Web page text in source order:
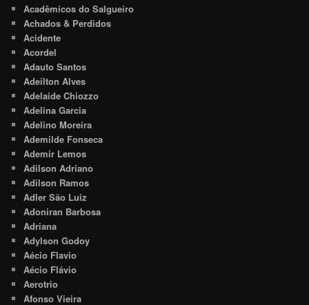
Acadêmicos do Salgueiro
Achados & Perdidos
Acidente
Acordel
Adauto Santos
Adeilton Alves
Adelaide Chiozzo
Adelina Garcia
Adelino Moreira
Ademilde Fonseca
Ademir Lemos
Adilson Adriano
Adilson Ramos
Adler São Luiz
Adoniran Barbosa
Adriana
Adylson Godoy
Aécio Flavio
Aécio Flávio
Aerotrio
Afonso Vieira